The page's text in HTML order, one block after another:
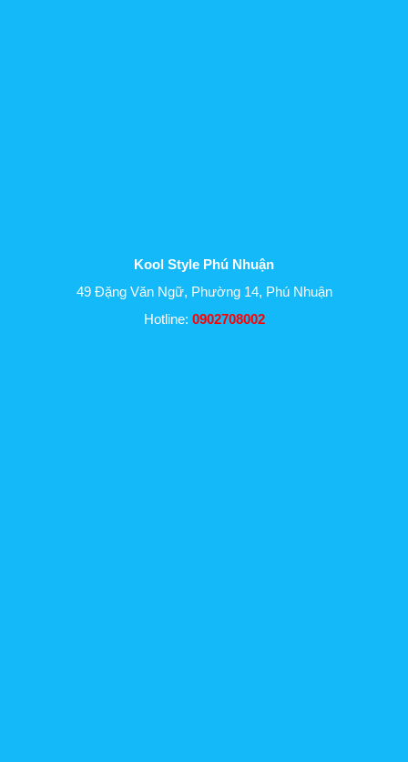
Kool Style Phú Nhuận
49 Đặng Văn Ngữ, Phường 14, Phú Nhuận
Hotline: 0902708002